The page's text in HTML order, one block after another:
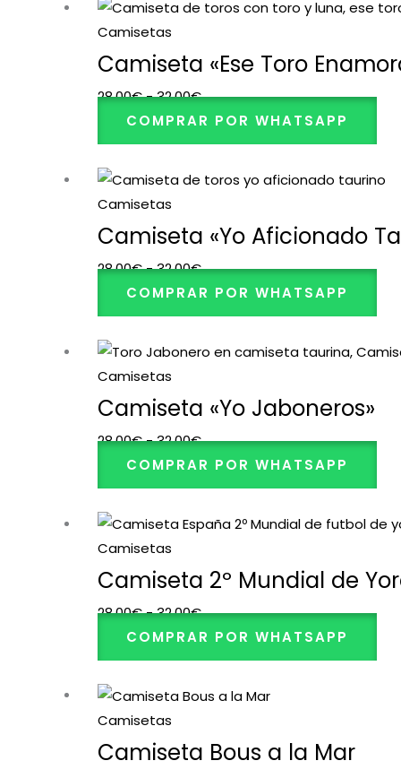
Camisetas
Camiseta «Ese Toro
28,00€-32,00€
Rango
precios:
28,00€
hasta
COMPRAR POR WHATSAPP
Camisetas
Camiseta «Yo Aficionado
28,00€-32,00€
Rango
precios:
desde
28,00€
hasta
32,00€
COMPRAR POR WHATSAPP
Camisetas
Camiseta «Yo Jaboneros»
28,00€-32,00€
Rango
precios:
desde
28,00€
hasta
32,00€
COMPRAR POR WHATSAPP
Camisetas
Camiseta 2º Mundial de
28,00€-32,00€
Rango
precios:
desde
28,00€
hasta
32,00€
COMPRAR POR WHATSAPP
Camisetas
Camiseta Bous a la Mar
Rango
precios:
desde